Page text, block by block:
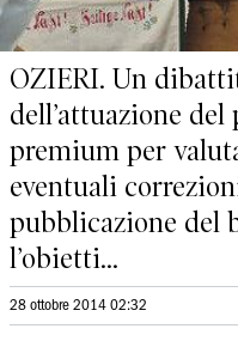
OZIERI. Un
dell’attuazione
premium per
eventuali
pubblicazione del
l’obietti...
28 ottobre 2014 02:32